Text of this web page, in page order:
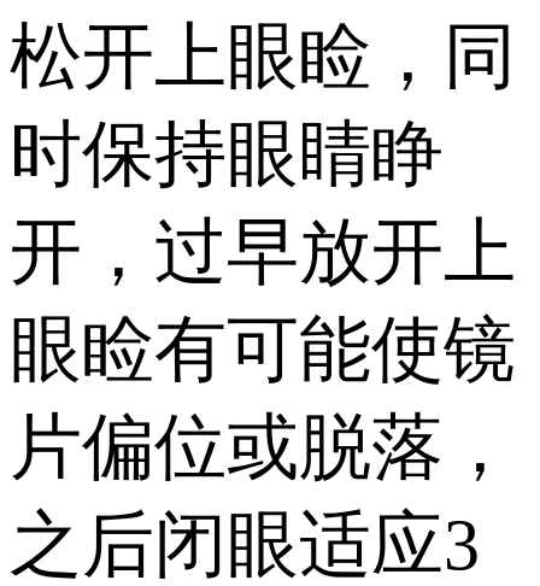
松开上眼睑，同
时保持眼睛睁
开，过早放开上
眼睑有可能使镜
片偏位或脱落，
之后闭眼适应3